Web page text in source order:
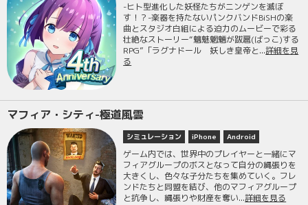
-ヒト型進化した妖怪たちがニンゲンを滅ぼ
す！？-楽器を持たないパンクバンドBiSHの楽
曲とスタジオ白組による迫力のムービーで彩る
壮絶なストーリー“魑魅魍魎が跋扈(ばっこ)する
RPG”「ラグナドール 妖しき皇帝と...詳細を見
る
マフィア・シティ-極道風雲
シミュレーション iPhone Android
ゲーム内では、世界中のプレイヤーと一緒にマ
フィアグループのボスとなって自分の縄張りを
大きくし、色々な子分たちを集めていく。フレ
ンドたちと同盟を結び、他のマフィアグループ
と抗争し、縄張りや財産を奪い...詳細を見る